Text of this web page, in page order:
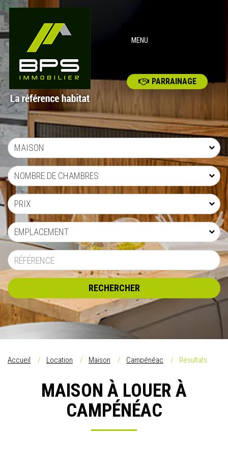
MENU
PARRAINAGE
MAISON
NOMBRE DE CHAMBRES
PRIX
EMPLACEMENT
RECHERCHER
Accueil Location Maison Campénéac Résultats
MAISON À LOUER À
CAMPÉNÉAC